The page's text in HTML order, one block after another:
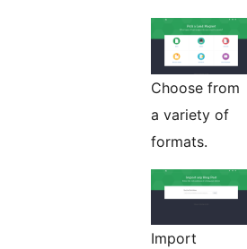
Choose from
a variety of
formats.
Import